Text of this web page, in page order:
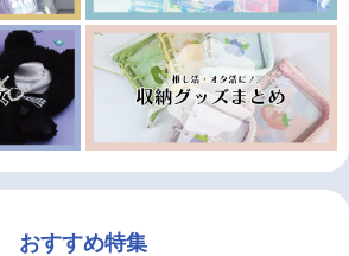
おすすめ特集